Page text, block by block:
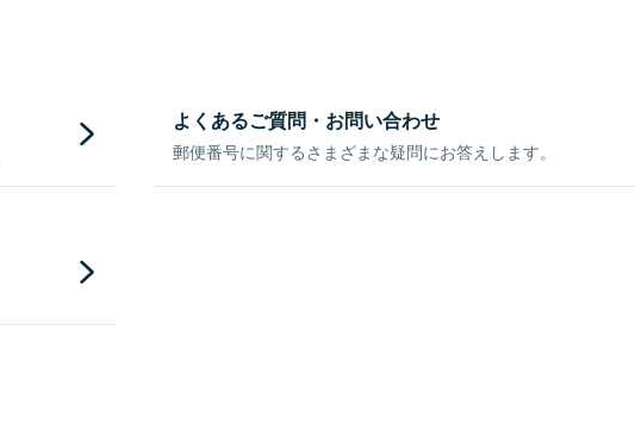
よくあるご質問・お問い合わせ
郵便番号に関するさまざまな疑問にお答えします。